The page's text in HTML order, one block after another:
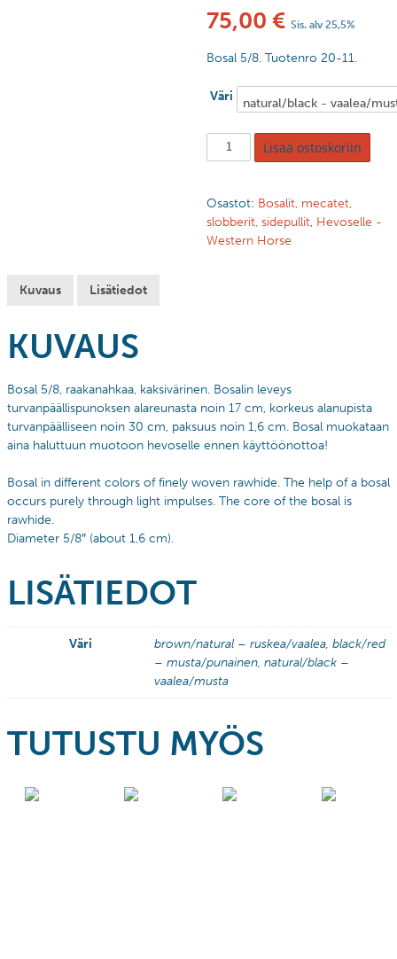
75,00 € Sis. alv 25,5%
Bosal 5/8. Tuotenro 20-11.
Väri
Lisää ostoskoriin
Osastot: Bosalit, mecatet,
slobberit, sidepullit, Hevoselle -
Western Horse
Kuvaus Lisätiedot
KUVAUS
Bosal 5/8, raakanahkaa, kaksivärinen. Bosalin leveys
turvanpäällispunoksen alareunasta noin 17 cm, korkeus alanupista
turvanpäälliseen noin 30 cm, paksuus noin 1,6 cm. Bosal muokataan
aina haluttuun muotoon hevoselle ennen käyttöönottoa!
Bosal in different colors of finely woven rawhide. The help of a bosal
occurs purely through light impulses. The core of the bosal is
rawhide.
Diameter 5/8″ (about 1,6 cm).
LISÄTIEDOT
Väri
brown/natural – ruskea/vaalea, black/red
– musta/punainen, natural/black –
vaalea/musta
TUTUSTU MYÖS